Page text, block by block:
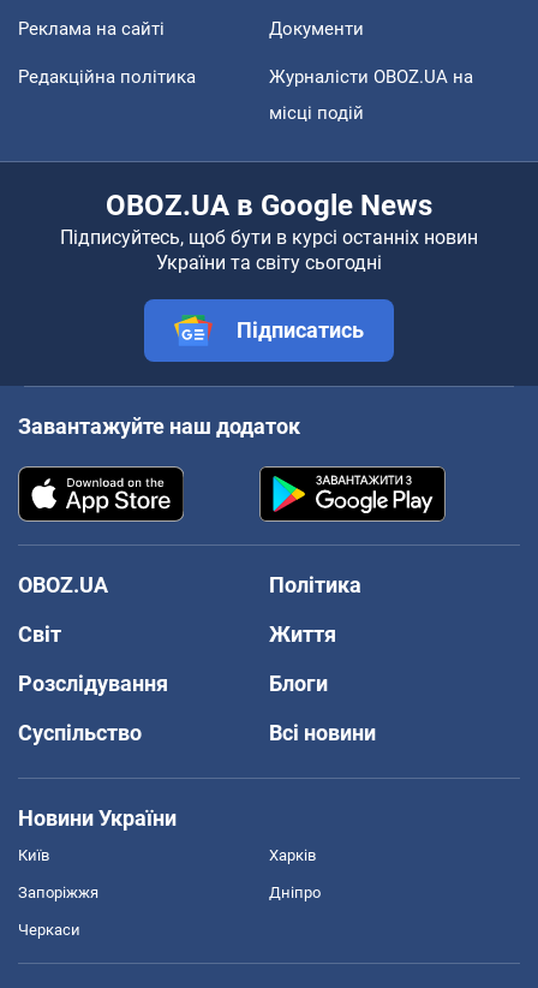
Реклама на сайті Документи
Редакційна політика
Журналісти OBOZ.UA на
місці подій
OBOZ.UA в Google News
Підписуйтесь, щоб бути в курсі останніх новин
України та світу сьогодні
Підписатись
Завантажуйте наш додаток
OBOZ.UA
Політика
Світ
Життя
Розслідування
Блоги
Суспільство
Всі новини
Новини України
Київ Харків
Запоріжжя Дніпро
Черкаси